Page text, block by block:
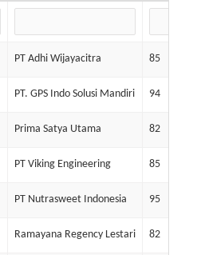
PT Adhi Wijayacitra 85
PT. GPS Indo Solusi Mandiri 94
Prima Satya Utama 82
PT Viking Engineering 85
PT Nutrasweet Indonesia 95
Ramayana Regency Lestari 82